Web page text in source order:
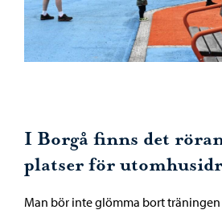
I Borgå finns det
platser för
Man bör inte glömma bort träningen